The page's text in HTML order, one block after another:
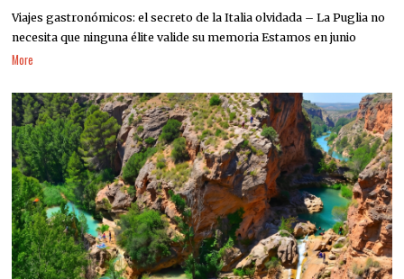
Viajes gastronómicos: el secreto de la Italia olvidada – La Puglia no
necesita que ninguna élite valide su memoria Estamos en junio
More